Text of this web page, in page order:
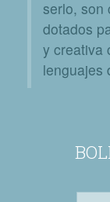
serlo, son
dotados
y creativa
lenguajes